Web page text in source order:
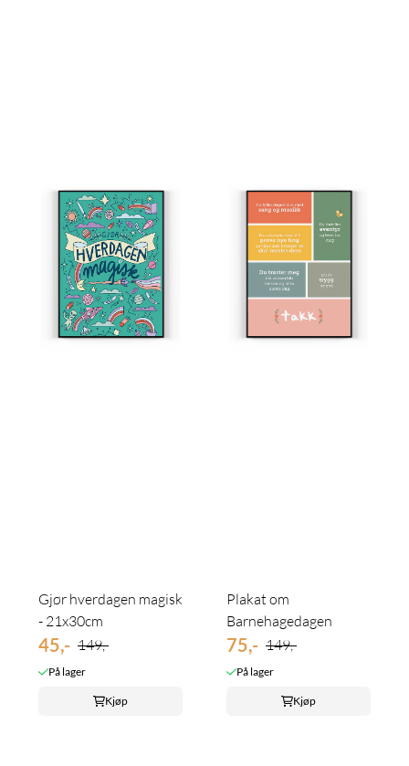
Gjør hverdagen magisk
- 21x30cm
45,- 149,-
På lager
Kjøp
Plakat om
Barnehagedagen
75,- 149,-
På lager
Kjøp